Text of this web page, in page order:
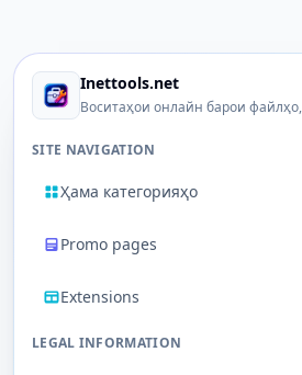
Inettools.net
Воситаҳои онлайн барои
SITE NAVIGATION
Ҳама категорияҳо
Promo pages
Extensions
LEGAL INFORMATION